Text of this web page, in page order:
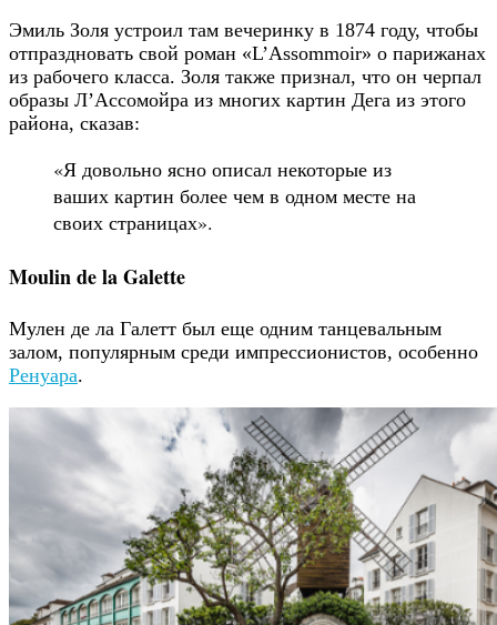
Эмиль Золя устроил там вечеринку в 1874 году, чтобы
отпраздновать свой роман «L’Assommoir» о парижанах
из рабочего класса. Золя также признал, что он черпал
образы Л’Ассомойра из многих картин Дега из этого
района, сказав:
«Я довольно ясно описал некоторые из
ваших картин более чем в одном месте на
своих страницах».
Moulin de la Galette
Мулен де ла Галетт был еще одним танцевальным
залом, популярным среди импрессионистов, особенно
Ренуара.